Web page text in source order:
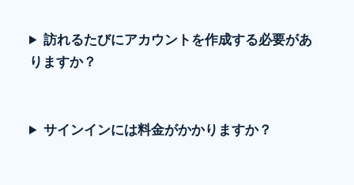
訪れるたびにアカウントを作成する必要があ
りますか？
サインインには料金がかかりますか？